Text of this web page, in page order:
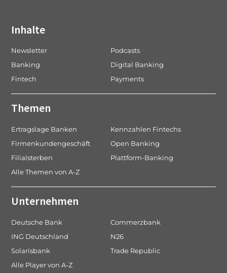
Inhalte
Newsletter
Podcasts
Banking
Digital Banking
Fintech
Payments
Themen
Ertragslage Banken
Kennzahlen Fintechs
Firmenkundengeschäft
Open Banking
Filialsterben
Plattform-Banking
Alle Themen von A-Z
Unternehmen
Deutsche Bank
Commerzbank
ING Deutschland
N26
Solarisbank
Trade Republic
Alle Player von A-Z